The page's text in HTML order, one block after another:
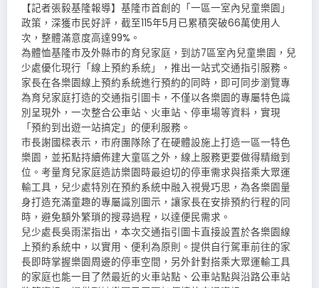
【記者張毅基隆報導】基隆市首創的「一區一室內兒童樂園」
政策，深獲市民好評，截至115年5月已累積突破66萬使用人
次，整體滿意度高達99%。
為體恤基隆市及外縣市的育兒家庭，到訪7區室內兒童樂園，兒
少處優化現行「線上預約系統」，推出一站式交通指引服務。
家長在各樂園線上預約系統進行預約的同時，即可同步瀏覽專
為育兒家庭打造的交通指引圖卡，不僅以各樂園的專屬特色識
別呈現外，一次整合公車站、火車站、停車場等資料，實現
「預約到出遊一站搞定」的便利服務。
市長謝國樑表示，市府團隊除了在硬體設施上打造一區一特色
樂園，並拓點持續佈建大童區之外，線上服務更要做得精緻到
位。考量育兒家庭造訪樂園時最迫切的停車需求與搭乘大眾運
輸工具，兒少處特別在預約系統中融入視覺巧思，為各樂園量
身打造充滿童趣的專屬識別圖示，讓家長在安排預約行程的同
時，避免額外繁瑣的搜尋過程，以達便民需求。
兒少處長吳雨潔指出，本次交通指引圖卡直接設置於各樂園線
上預約系統中，以實用、便利為原則。提供自行駕車前往的家
長即時掌握樂園周邊的停車空間，另外針對搭乘大眾運輸工具
的家庭也能一目了然最近的火車站點、公車站點與沿路公車站